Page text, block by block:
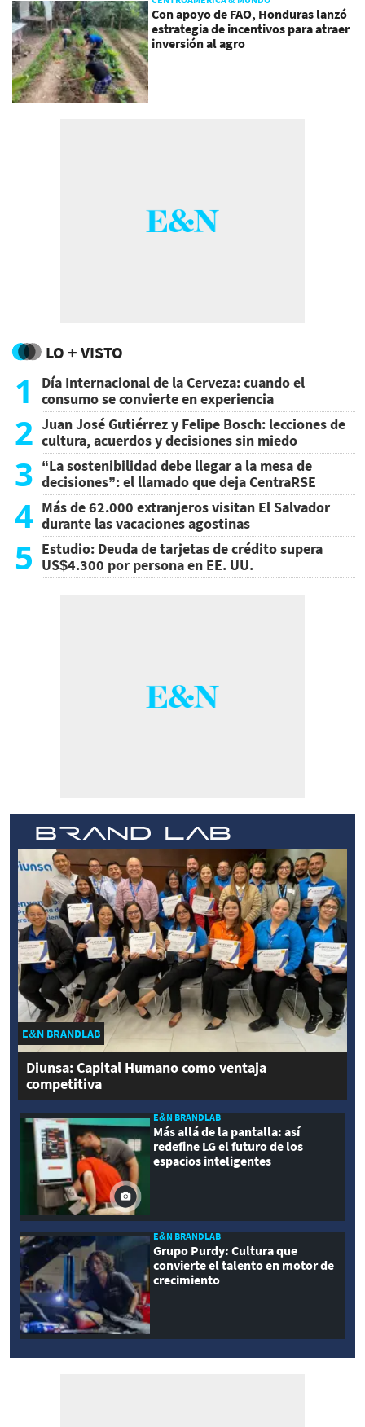
Con apoyo de FAO, Honduras lanzó
estrategia de incentivos para atraer
inversión al agro
LO + VISTO
1
Día Internacional de la Cerveza: cuando el
consumo se convierte en experiencia
2 Juan José Gutiérrez y Felipe Bosch: lecciones de
cultura, acuerdos y decisiones sin miedo
3 “La sostenibilidad debe llegar a la mesa de
decisiones”: el llamado que deja CentraRSE
4 Más de 62.000 extranjeros visitan El Salvador
durante las vacaciones agostinas
5 Estudio: Deuda de tarjetas de crédito supera
US$4.300 por persona en EE. UU.
E&N BRANDLAB
Diunsa: Capital Humano como ventaja
competitiva
E&N BRANDLAB
Más allá de la pantalla: así
redefine LG el futuro de los
espacios inteligentes
E&N BRANDLAB
Grupo Purdy: Cultura que
convierte el talento en motor de
crecimiento